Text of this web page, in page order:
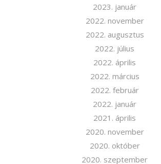
2023. január
2022. november
2022. augusztus
2022. július
2022. április
2022. március
2022. február
2022. január
2021. április
2020. november
2020. október
2020. szeptember
Iratkozzon fel